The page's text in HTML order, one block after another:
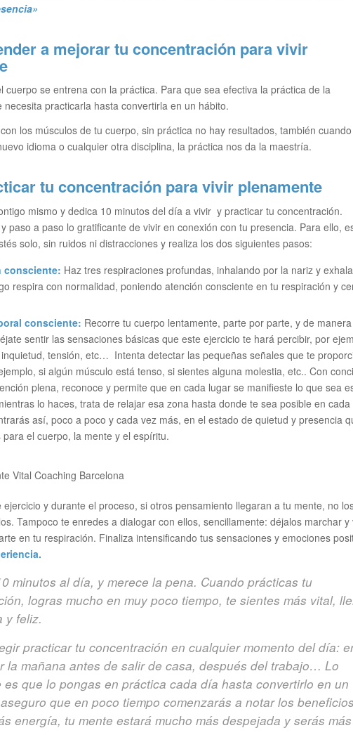
a mejorar tu concentración para vivir
cuerpo se entrena con la práctica. Para que sea efectiva la práctica de la
necesita practicarla hasta convertirla en un hábito.
los músculos de tu cuerpo, sin práctica no hay resultados, también cuando
idioma o cualquier otra disciplina, la práctica nos da la maestría.
tu concentración para vivir plenamente
mismo y dedica 10 minutos del día a vivir y practicar tu concentración.
paso a paso lo gratificante de vivir en conexión con tu presencia. Para ello,
solo, sin ruidos ni distracciones y realiza los dos siguientes pasos:
consciente: Haz tres respiraciones profundas, inhalando por la nariz y
respira con normalidad, poniendo atención consciente en tu respiración y
consciente: Recorre tu cuerpo lentamente, parte por parte, y de manera
sentir las sensaciones básicas que este ejercicio te hará percibir, por
tensión, etc… Intenta detectar las pequeñas señales que te
si algún músculo está tenso, si sientes alguna molestia, etc.. Con
plena, reconoce y permite que en cada lugar se manifieste lo que sea
lo haces, trata de relajar esa zona hasta donde te sea posible en cada
así, poco a poco y cada vez más, en el estado de quietud y presencia
para el cuerpo, la mente y el espíritu.
ejercicio y durante el proceso, si otros pensamiento llegaran a tu mente, no
Tampoco te enredes a dialogar con ellos, sencillamente: déjalos marchar y
en tu respiración. Finaliza intensificando tus sensaciones y emociones
minutos al día, y merece la pena. Cuando prácticas tu
logras mucho en muy poco tiempo, te sientes más vital,
y feliz.
practicar tu concentración en cualquier momento del día:
la mañana antes de salir de casa, después del trabajo… Lo
es que lo pongas en práctica cada día hasta convertirlo en un
que en poco tiempo comenzarás a notar los
energía, tu mente estará mucho más despejada y serás